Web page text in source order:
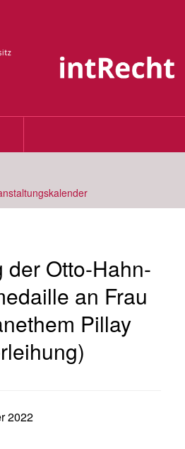
der Otto-Hahn-
an Frau
Pillay
2022